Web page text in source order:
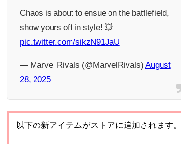
Chaos is about to ensue on the battlefield,
show yours off in style! 💥
pic.twitter.com/sikzN91JaU
— Marvel Rivals (@MarvelRivals) August
28, 2025
以下の新アイテムがストアに追加されます。